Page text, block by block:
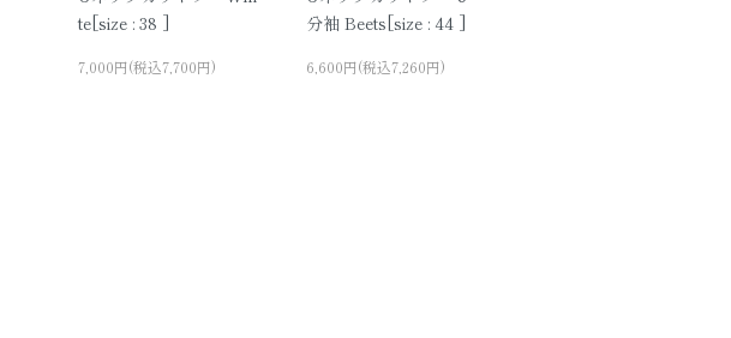
te[size : 38 ]
7,000円(税込7,700円)
分袖 Beets[size : 44 ]
6,600円(税込7,260円)